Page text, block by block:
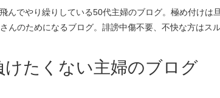
でやり繰りしている50代主婦のブログ。極め付け
んのためになるブログ。誹謗中傷不要、不快な方はス
けたくない主婦のブログ